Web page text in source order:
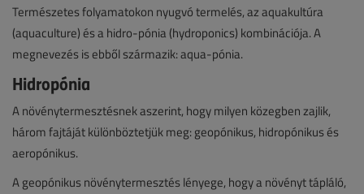
Természetes folyamatokon nyugvó termelés, az aquakultúra
(aquaculture) és a hidro-pónia (hydroponics) kombinációja. A
megnevezés is ebből származik: aqua-pónia.
Hidropónia
A növénytermesztésnek aszerint, hogy milyen közegben zajlik,
három fajtáját különböztetjük meg: geopónikus, hidropónikus és
aeropónikus.
A geopónikus növénytermesztés lényege, hogy a növényt tápláló,